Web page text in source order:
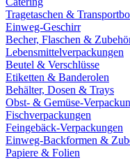
Tragetaschen &
Einweg-Geschirr
Becher, Flaschen &
Lebensmittelverpackungen
Beutel & Verschlüsse
Etiketten & Banderolen
Behälter, Dosen & Trays
Obst- & Gemüse-
Fischverpackungen
Feingebäck-Verpackungen
Einweg-Backformen &
Papiere & Folien